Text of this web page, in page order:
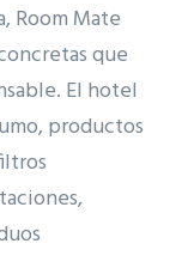
Room Mate
que
El hotel
productos